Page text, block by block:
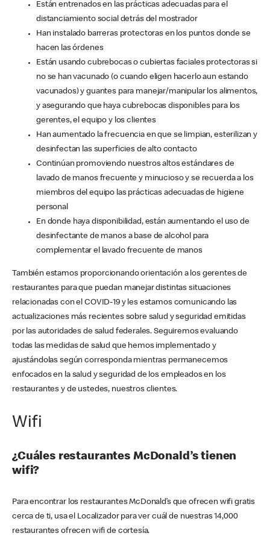
Están entrenados en las prácticas adecuadas para el
distanciamiento social detrás del mostrador
Han instalado barreras protectoras en los puntos donde se
hacen las órdenes
Están usando cubrebocas o cubiertas faciales protectoras si
no se han vacunado (o cuando eligen hacerlo aun estando
vacunados) y guantes para manejar/manipular los alimentos,
y asegurando que haya cubrebocas disponibles para los
gerentes, el equipo y los clientes
Han aumentado la frecuencia en que se limpian, esterilizan y
desinfectan las superficies de alto contacto
Continúan promoviendo nuestros altos estándares de
lavado de manos frecuente y minucioso y se recuerda a los
miembros del equipo las prácticas adecuadas de higiene
personal
En donde haya disponibilidad, están aumentando el uso de
desinfectante de manos a base de alcohol para
complementar el lavado frecuente de manos
También estamos proporcionando orientación a los gerentes de
restaurantes para que puedan manejar distintas situaciones
relacionadas con el COVID-19 y les estamos comunicando las
actualizaciones más recientes sobre salud y seguridad emitidas
por las autoridades de salud federales. Seguiremos evaluando
todas las medidas de salud que hemos implementado y
ajustándolas según corresponda mientras permanecemos
enfocados en la salud y seguridad de los empleados en los
restaurantes y de ustedes, nuestros clientes.
Wifi
¿Cuáles restaurantes McDonald’s tienen
wifi?
Para encontrar los restaurantes McDonald’s que ofrecen wifi gratis
cerca de ti, usa el Localizador para ver cuál de nuestras 14,000
restaurantes ofrecen wifi de cortesía.